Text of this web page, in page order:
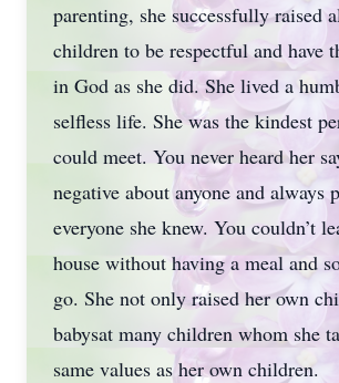
parenting, she successfully raised
children to be respectful and have
in God as she did. She lived a
selfless life. She was the kindest
could meet. You never heard her
negative about anyone and always
everyone she knew. You couldn’t
house without having a meal and
go. She not only raised her own
babysat many children whom she
same values as her own children.